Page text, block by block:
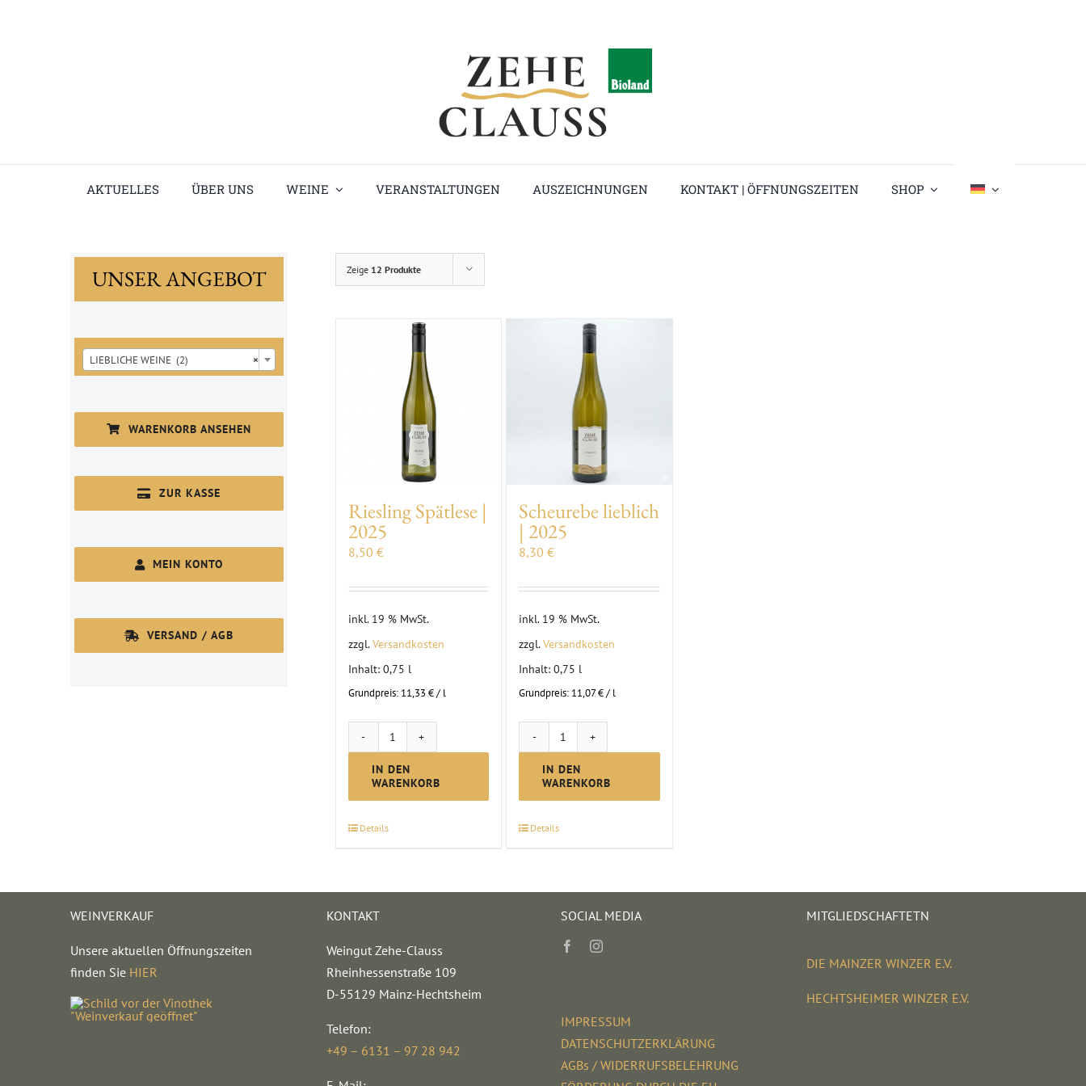
AKTUELLES ÜBER UNS WEINE VERANSTALTUNGEN AUSZEICHNUNGEN KONTAKT | ÖFFNUNGSZEITEN SHOP
Zeige 12 Produkte
Riesling Spätlese |
2025
8,50 €
inkl. 19 % MwSt.
zzgl.Versandkosten
Inhalt: 0,75 l
Grundpreis: 11,33 €/ l
Riesling
Spätlese
|
IN DEN
WARENKORB
Details
Scheurebe lieblich
| 2025
8,30€
inkl. 19 % MwSt.
zzgl.Versandkosten
Inhalt: 0,75 l
Grundpreis: 11,07€/ l
Scheurebe
lieblich
|
IN DEN
WARENKORB
Details
UNSER ANGEBOT
×
LIEBLICHE WEINE (2)
WARENKORB ANSEHEN
ZUR KASSE
MEIN KONTO
VERSAND / AGB
WEINVERKAUF
Unsere aktuellen Öffnungszeiten
finden Sie HIER
KONTAKT
Weingut Zehe-Clauss
Rheinhessenstraße 109
D-55129 Mainz-Hechtsheim
Telefon:
+49 – 6131 – 97 28 942
SOCIAL MEDIA
IMPRESSUM
DATENSCHUTZERKLÄRUNG
AGBs / WIDERRUFSBELEHRUNG
MITGLIEDSCHAFTETN
DIE MAINZER WINZER E.V.
HECHTSHEIMER WINZER E.V.